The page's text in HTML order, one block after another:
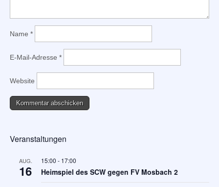
Name *
E-Mail-Adresse *
Website
Veranstaltungen
AUG.
16
15:00 - 17:00
Heimspiel des SCW gegen FV Mosbach 2